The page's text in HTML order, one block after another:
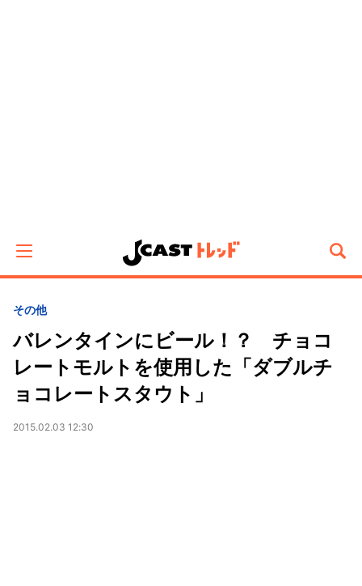
その他
バレンタインにビール！？ チョコ
レートモルトを使用した「ダブルチ
ョコレートスタウト」
2015.02.03 12:30